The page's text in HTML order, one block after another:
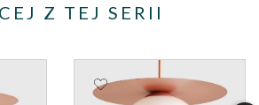
Z TEJ SERII